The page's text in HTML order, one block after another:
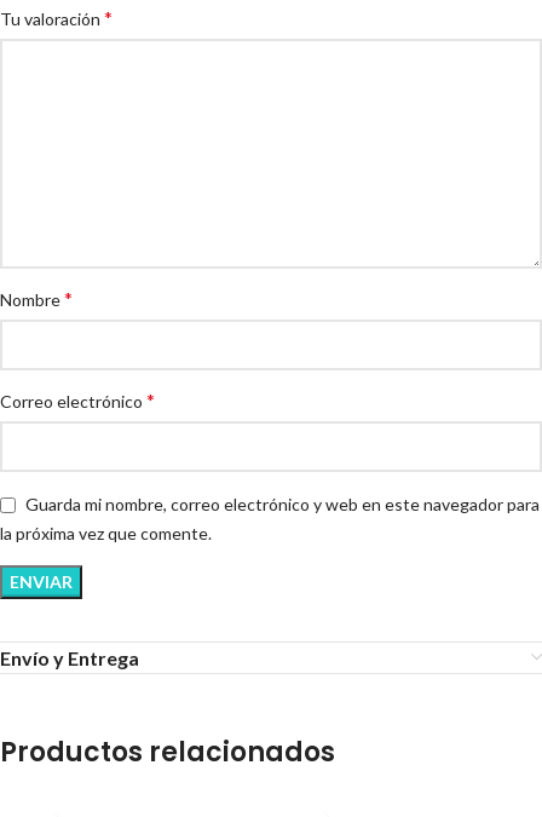
Tu valoración *
Nombre*
Correo electrónico *
Guarda mi nombre, correo electrónico y web en este navegador para
la próxima vez que comente.
Envío y Entrega
Productos relacionados